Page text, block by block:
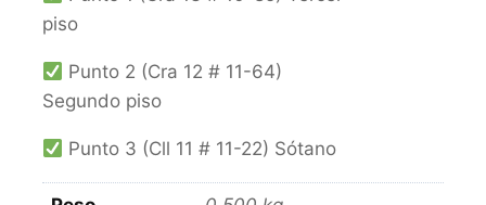
piso
Punto 2 (Cra 12 # 11-64)
Segundo piso
Punto 3 (Cll 11 # 11-22) Sótano